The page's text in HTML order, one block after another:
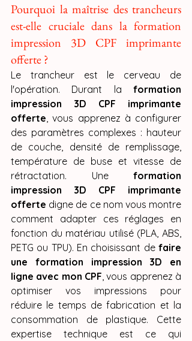
Pourquoi la maîtrise des trancheurs
est-elle cruciale dans la formation
impression 3D CPF imprimante
offerte ?
Le trancheur est le cerveau de
l'opération. Durant la formation
impression 3D CPF imprimante
offerte , vous apprenez à configurer
des paramètres complexes : hauteur
de couche, densité de remplissage,
température de buse et vitesse de
rétractation. Une formation
impression 3D CPF imprimante
offerte digne de ce nom vous montre
comment adapter ces réglages en
fonction du matériau utilisé (PLA, ABS,
PETG ou TPU). En choisissant de faire
une formation impression 3D en
ligne avec mon CPF , vous apprenez à
optimiser vos impressions pour
réduire le temps de fabrication et la
consommation de plastique. Cette
expertise technique est ce qui